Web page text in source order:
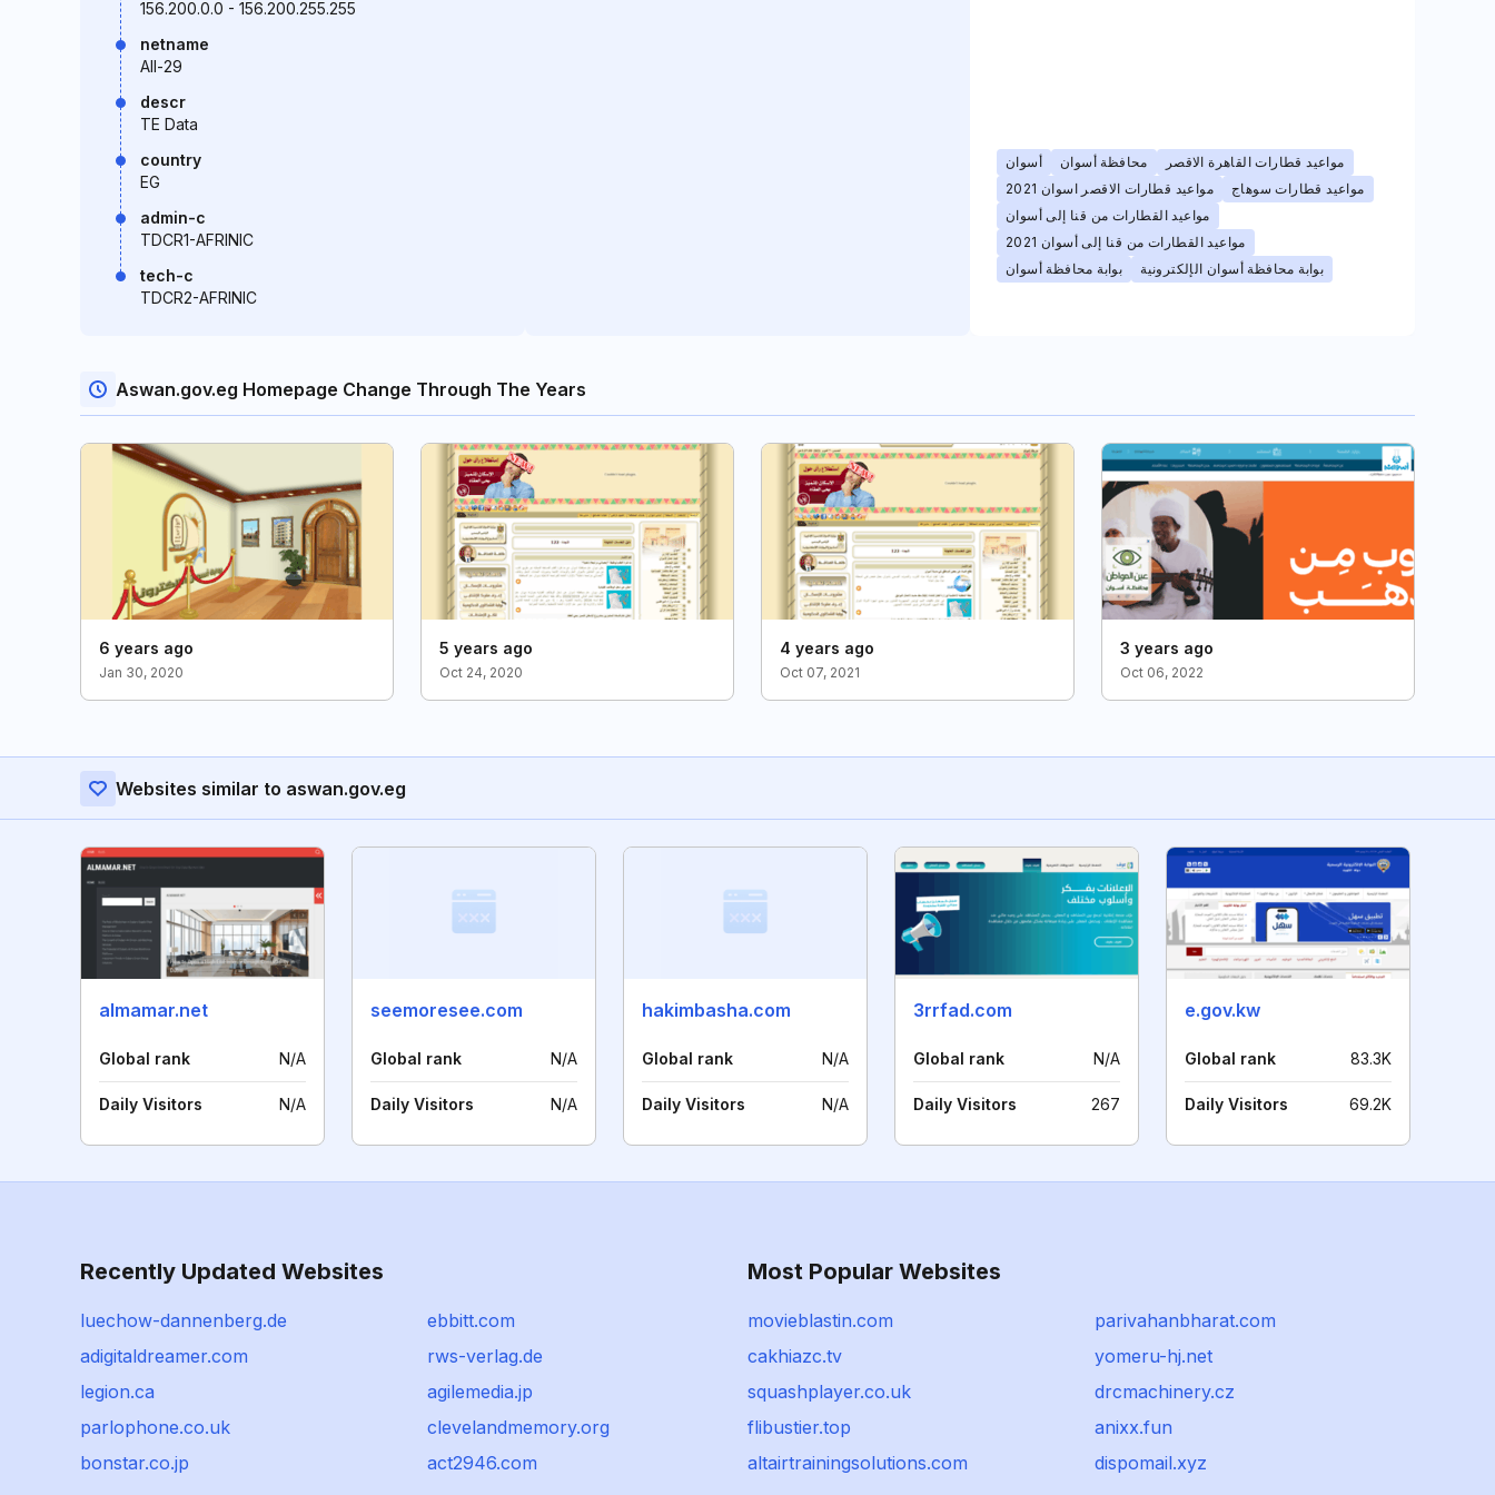
156.200.0.0 - 156.200.255.255
netname
All-29
descr
TE Data
country
EG
admin-c
TDCR1-AFRINIC
tech-c
TDCR2-AFRINIC
أسوان محافظة أسوان
مواعيد قطارات القاهرة الاقصر
مواعيد قطارات الاقصر اسوان 2021
مواعيد قطارات سوهاج
مواعيد القطارات من قنا إلى أسوان
مواعيد القطارات من قنا إلى أسوان 2021
بوابة محافظة أسوان
بوابة محافظة أسوان الإلكترونية
Aswan.gov.eg Homepage Change Through The Years
6 years ago
Jan 30, 2020
5 years ago
Oct 24, 2020
4 years ago
Oct 07, 2021
3 years ago
Oct 06, 2022
Websites similar to aswan.gov.eg
almamar.net
Global rank N/A
Daily Visitors N/A
seemoresee.com
Global rank N/A
Daily Visitors N/A
hakimbasha.com
Global rank N/A
Daily Visitors N/A
3rrfad.com
Global rank N/A
Daily Visitors 267
e.gov.kw
Global rank 83.3K
Daily Visitors 69.2K
Recently Updated Websites
luechow-dannenberg.de
ebbitt.com
adigitaldreamer.com
rws-verlag.de
legion.ca
agilemedia.jp
parlophone.co.uk
clevelandmemory.org
bonstar.co.jp
act2946.com
Most Popular Websites
movieblastin.com
parivahanbharat.com
cakhiazc.tv
yomeru-hj.net
squashplayer.co.uk
drcmachinery.cz
flibustier.top
anixx.fun
altairtrainingsolutions.com
dispomail.xyz